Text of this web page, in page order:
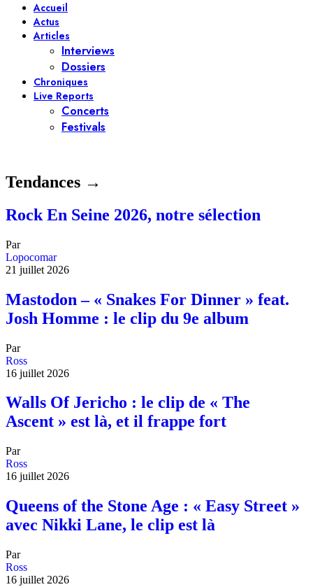
Accueil
Actus
Articles
Interviews
Dossiers
Chroniques
Live Reports
Concerts
Festivals
Tendances →
Rock En Seine 2026, notre sélection
Par
Lopocomar
21 juillet 2026
Mastodon – « Snakes For Dinner » feat.
Josh Homme : le clip du 9e album
Par
Ross
16 juillet 2026
Walls Of Jericho : le clip de « The
Ascent » est là, et il frappe fort
Par
Ross
16 juillet 2026
Queens of the Stone Age : « Easy Street »
avec Nikki Lane, le clip est là
Par
Ross
16 juillet 2026